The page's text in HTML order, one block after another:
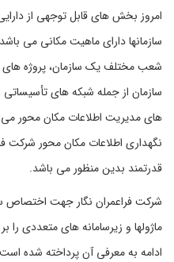
امروز بخش های قابل توجهی از
سازمانها دارای ماهیت مکانی می
شعب مختلف یک سازمان، پروژه های
سازمان از جمله شبکه های تأسیساتی
های مدیریت اطلاعات مکان محور می
نگهداری اطلاعات مکان محور شرکت
قدرتمند بدین منظور می باشد.
شرکت فراعمران نگار جهت اختصاص
ماژولها و زیرسامانه های متعددی
ادامه به معرفی آن پرداخته شده